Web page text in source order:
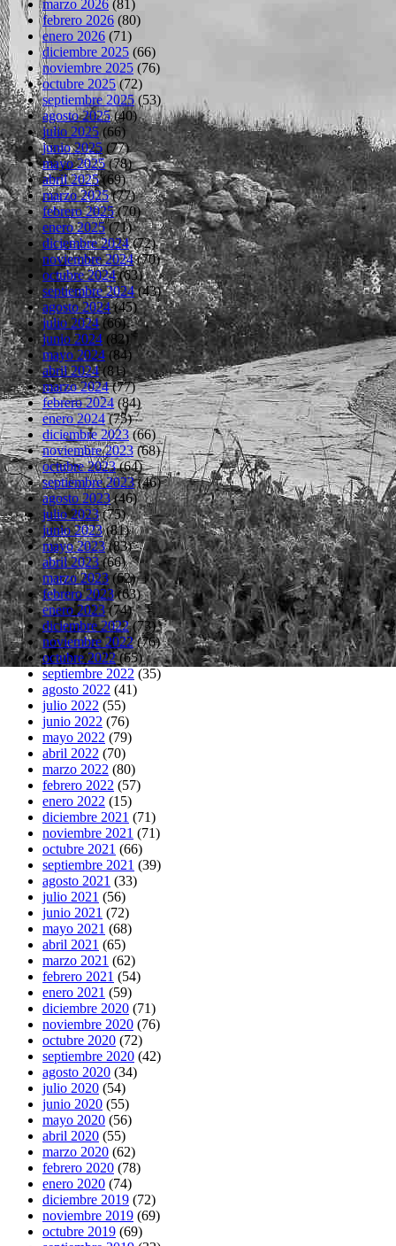
marzo 2026 (81)
febrero 2026 (80)
enero 2026 (71)
diciembre 2025 (66)
noviembre 2025 (76)
octubre 2025(72)
septiembre 2025(53)
agosto 2025(40)
julio 2025(66)
junio 2025 (77)
mayo 2025(78)
abril 2025(69)
marzo 2025(77)
febrero 2025(70)
enero 2025(71)
diciembre 2024(72)
noviembre 2024(70)
octubre 2024(63)
septiembre 2024(43)
agosto 2024(45)
julio 2024(66)
junio 2024 (82)
mayo 2024 (84)
abril 2024(81)
marzo 2024(77)
febrero 2024(84)
enero 2024(75)
diciembre 2023(66)
noviembre 2023(68)
octubre 2023(64)
septiembre 2023(46)
agosto 2023(46)
julio 2023(75)
junio 2023(81)
mayo 2023(83)
abril 2023(66)
marzo 2023(62)
febrero 2023(63)
enero 2023(74)
diciembre 2022(73)
noviembre 2022(76)
octubre 2022(65)
septiembre 2022 (35)
agosto 2022 (41)
julio 2022 (55)
junio 2022 (76)
mayo 2022 (79)
abril 2022 (70)
marzo 2022 (80)
febrero 2022 (57)
enero 2022 (15)
diciembre 2021 (71)
noviembre 2021 (71)
octubre 2021 (66)
septiembre 2021 (39)
agosto 2021 (33)
julio 2021 (56)
junio 2021 (72)
mayo 2021 (68)
abril 2021 (65)
marzo 2021 (62)
febrero 2021 (54)
enero 2021 (59)
diciembre 2020 (71)
noviembre 2020 (76)
octubre 2020 (72)
septiembre 2020 (42)
agosto 2020 (34)
julio 2020 (54)
junio 2020 (55)
mayo 2020 (56)
abril 2020 (55)
marzo 2020 (62)
febrero 2020 (78)
enero 2020 (74)
diciembre 2019 (72)
noviembre 2019 (69)
octubre 2019 (69)